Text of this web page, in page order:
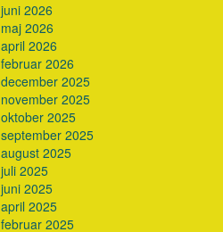
juni 2026
maj 2026
april 2026
februar 2026
december 2025
november 2025
oktober 2025
september 2025
august 2025
juli 2025
juni 2025
april 2025
februar 2025